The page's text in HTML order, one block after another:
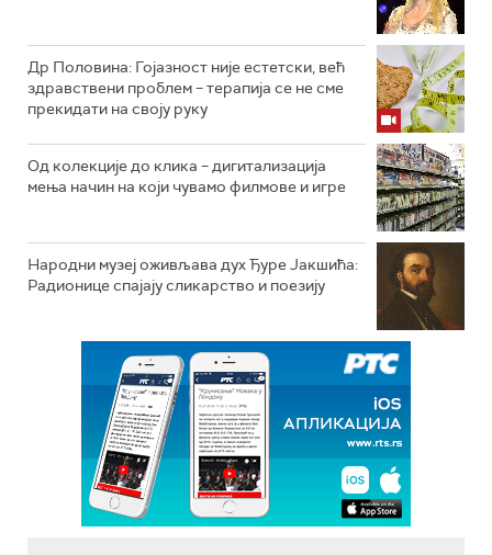
Др Половина: Гојазност није естетски, већ
здравствени проблем – терапија се не сме
прекидати на своју руку
Од колекције до клика – дигитализација
мења начин на који чувамо филмове и игре
Народни музеј оживљава дух Ђуре Јакшића:
Радионице спајају сликарство и поезију